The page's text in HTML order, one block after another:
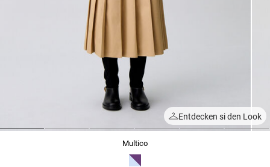
Entdecken si den Look
multico